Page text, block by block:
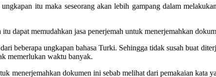
itu maka seseorang akan lebih gampang dalam
dapat memudahkan jasa penerjemah untuk menerjemahkan
beberapa ungkapan bahasa Turki. Sehingga tidak susah buat
memerlukan waktu banyak.
menerjemahkan dokumen ini sebab melihat dari pemakaian